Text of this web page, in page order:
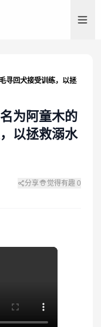
寻回犬接受训练，以拯
为阿童木的
以拯救溺水
分享 觉得有趣 0